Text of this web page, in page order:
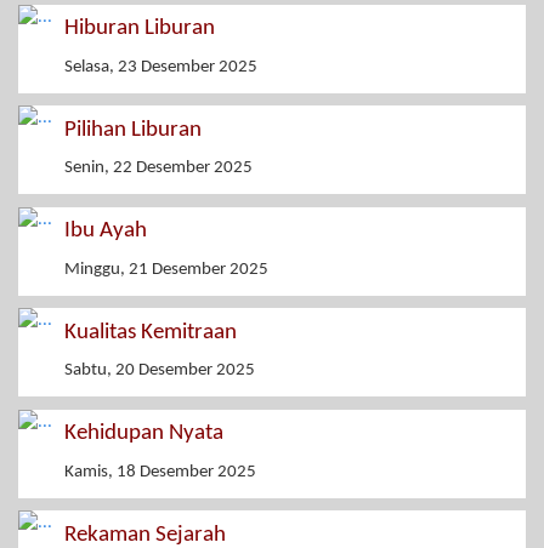
Hiburan Liburan
Selasa, 23 Desember 2025
Pilihan Liburan
Senin, 22 Desember 2025
Ibu Ayah
Minggu, 21 Desember 2025
Kualitas Kemitraan
Sabtu, 20 Desember 2025
Kehidupan Nyata
Kamis, 18 Desember 2025
Rekaman Sejarah